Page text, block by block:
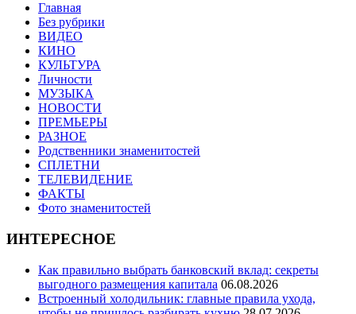
Главная
Без рубрики
ВИДЕО
КИНО
КУЛЬТУРА
Личности
МУЗЫКА
НОВОСТИ
ПРЕМЬЕРЫ
РАЗНОЕ
Родственники знаменитостей
СПЛЕТНИ
ТЕЛЕВИДЕНИЕ
ФАКТЫ
Фото знаменитостей
ИНТЕРЕСНОЕ
Как правильно выбрать банковский вклад: секреты
выгодного размещения капитала 06.08.2026
Встроенный холодильник: главные правила ухода,